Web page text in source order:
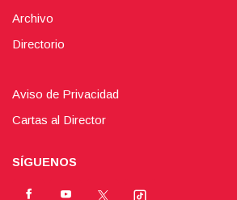
Archivo
Directorio
Aviso de Privacidad
Cartas al Director
SÍGUENOS